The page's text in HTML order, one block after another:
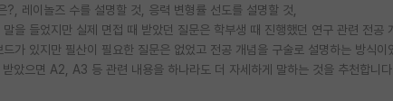
레이놀즈 수를 설명할 것, 응력 변형률 선도를 설명할 것,
을 들었지만 실제 면접 때 받았던 질문은 학부생 때 진행했던 연구 관련 전공
가 있지만 필산이 필요한 질문은 없었고 전공 개념을 구술로 설명하는 방식이
았으면 A2, A3 등 관련 내용을 하나라도 더 자세하게 말하는 것을 추천합니